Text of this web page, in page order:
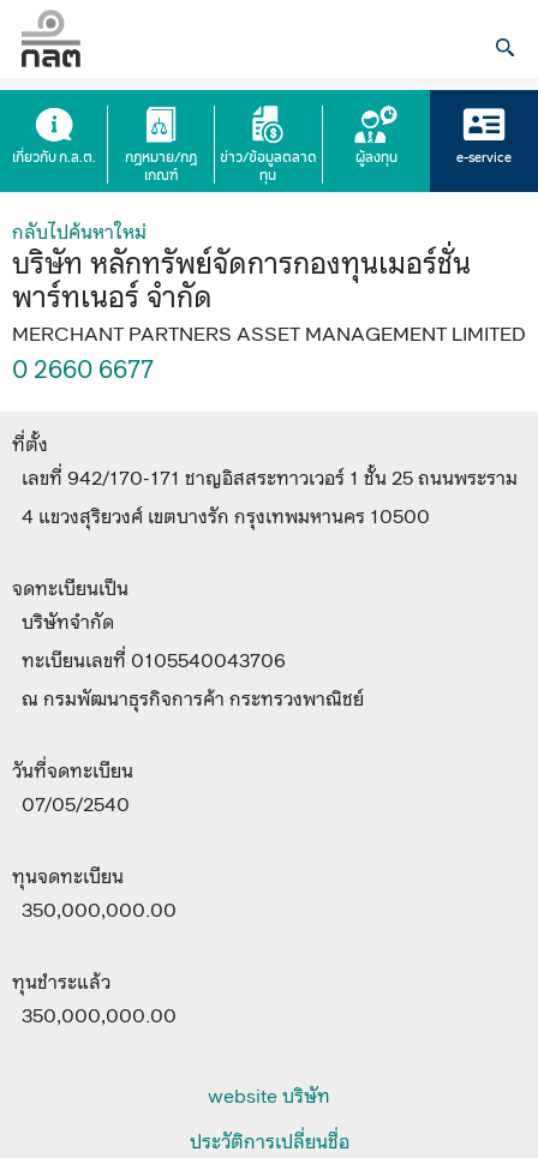
เกี่ยวกับ ก.ล.ต.
กฎหมาย/กฎ
เกณฑ์
ข่าว/ข้อมูลตลาด
ทุน
ผู้ลงทุน e-service
กลับไปค้นหาใหม่
บริษัท หลักทรัพย์จัดการกองทุนเมอร์ชั่น
พาร์ทเนอร์ จำกัด
MERCHANT PARTNERS ASSET MANAGEMENT LIMITED
0 2660 6677
ที่ตั้ง
เลขที่ 942/170-171 ชาญอิสสระทาวเวอร์ 1 ชั้น 25 ถนนพระราม
4 แขวงสุริยวงศ์ เขตบางรัก กรุงเทพมหานคร 10500
จดทะเบียนเป็น
บริษัทจำกัด
ทะเบียนเลขที่ 0105540043706
ณ กรมพัฒนาธุรกิจการค้า กระทรวงพาณิชย์
วันที่จดทะเบียน
07/05/2540
ทุนจดทะเบียน
350,000,000.00
ทุนชำระแล้ว
350,000,000.00
website บริษัท
ประวัติการเปลี่ยนชื่อ